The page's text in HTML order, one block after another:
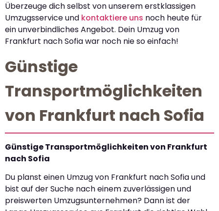
Überzeuge dich selbst von unserem erstklassigen
Umzugsservice und kontaktiere uns noch heute für
ein unverbindliches Angebot. Dein Umzug von
Frankfurt nach Sofia war noch nie so einfach!
Günstige
Transportmöglichkeiten
von Frankfurt nach Sofia
Günstige Transportmöglichkeiten von Frankfurt
nach Sofia
Du planst einen Umzug von Frankfurt nach Sofia und
bist auf der Suche nach einem zuverlässigen und
preiswerten Umzugsunternehmen? Dann ist der